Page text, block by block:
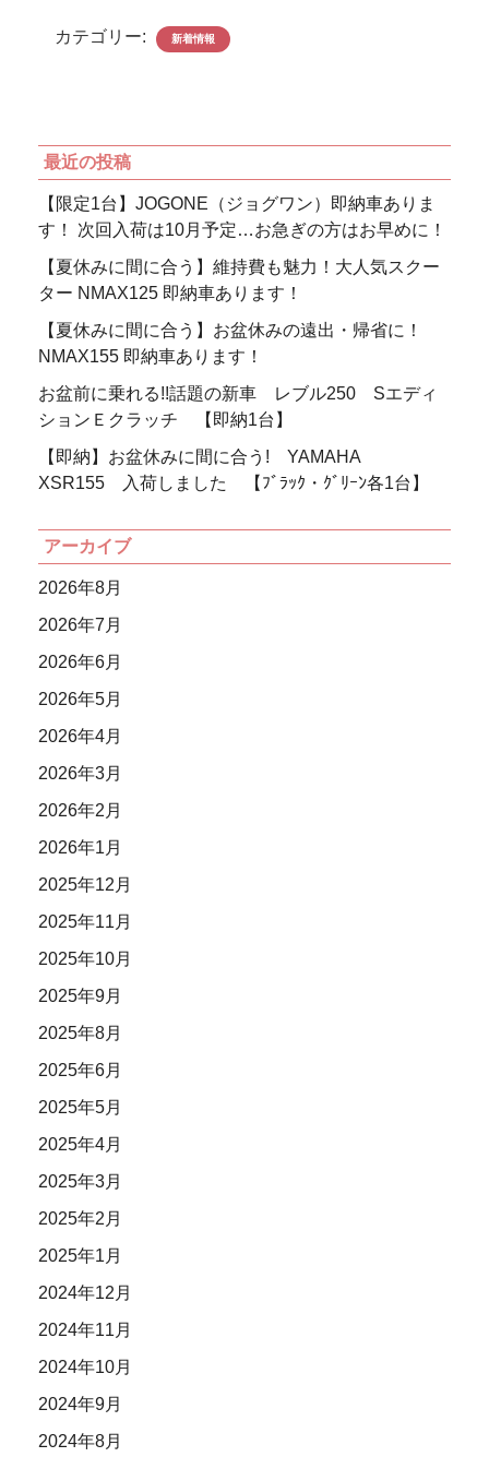
カテゴリー: 新着情報
最近の投稿
【限定1台】JOGONE（ジョグワン）即納車ありま
す！ 次回入荷は10月予定…お急ぎの方はお早めに！
【夏休みに間に合う】維持費も魅力！大人気スクー
ター NMAX125 即納車あります！
【夏休みに間に合う】お盆休みの遠出・帰省に！
NMAX155 即納車あります！
お盆前に乗れる!!話題の新車 レブル250 Sエディ
ションＥクラッチ 【即納1台】
【即納】お盆休みに間に合う! YAMAHA
XSR155 入荷しました 【ﾌﾞﾗｯｸ・ｸﾞﾘｰﾝ各1台】
アーカイブ
2026年8月
2026年7月
2026年6月
2026年5月
2026年4月
2026年3月
2026年2月
2026年1月
2025年12月
2025年11月
2025年10月
2025年9月
2025年8月
2025年6月
2025年5月
2025年4月
2025年3月
2025年2月
2025年1月
2024年12月
2024年11月
2024年10月
2024年9月
2024年8月